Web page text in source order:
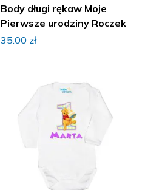
Body długi rękaw Moje
Pierwsze urodziny Roczek
35.00 zł